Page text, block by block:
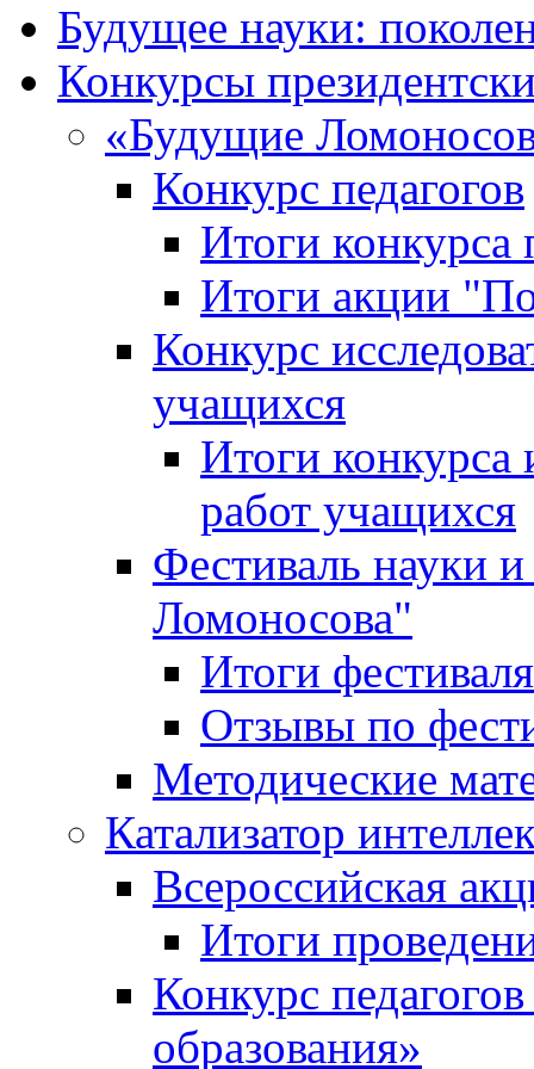
Будущее науки:
Конкурсы
«Будущие
Конкурс педагогов
Итоги конкурса
Итоги акции
Конкурс
учащихся
Итоги конкурса
работ учащихся
Фестиваль науки
Ломоносова"
Итоги фестиваля
Отзывы по
Методические
Катализатор
Всероссийская
Итоги
Конкурс
образования»